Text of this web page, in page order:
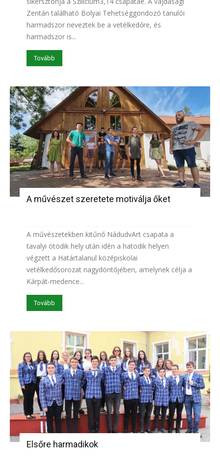
Zentán található Bolyai Tehetséggondozó tanulói
harmadszor neveztek be a vetélkedőre, és
harmadszor is...
Tovább
A művészet szeretete motiválja őket
A művészetekben kitűnő NádudvArt csapata a
tavalyi ötödik hely után idén a hatodik helyen
végzett a Határtalanul középiskolai
vetélkedősorozat nagydöntőjében, amelynek célja a
Kárpát-medence...
Tovább
Elsőre harmadikok